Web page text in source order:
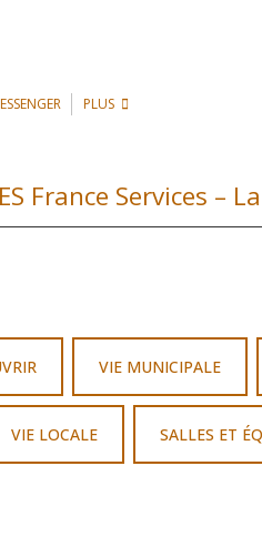
PLUS
VIE MUNICIPALE
VIE LOCALE SALLES ET